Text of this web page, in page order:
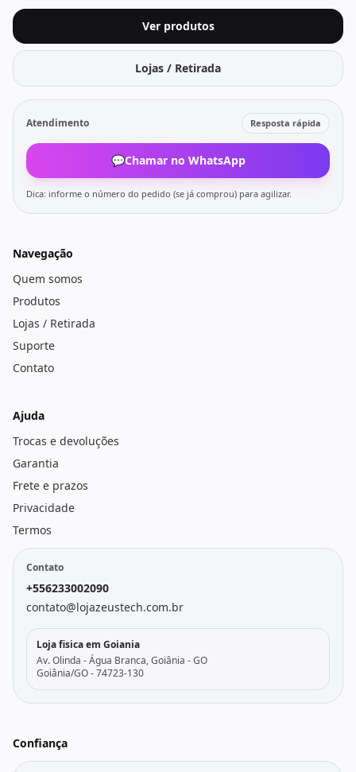
Ver produtos
Lojas / Retirada
Atendimento Resposta rápida
💬Chamar no WhatsApp
Dica: informe o número do pedido (se já comprou) para agilizar.
Navegação
Quem somos
Produtos
Lojas / Retirada
Suporte
Contato
Ajuda
Trocas e devoluções
Garantia
Frete e prazos
Privacidade
Termos
Contato
+556233002090
contato@lojazeustech.com.br
Loja fisica em Goiania
Av. Olinda - Água Branca, Goiânia - GO
Goiânia/GO - 74723-130
Confiança